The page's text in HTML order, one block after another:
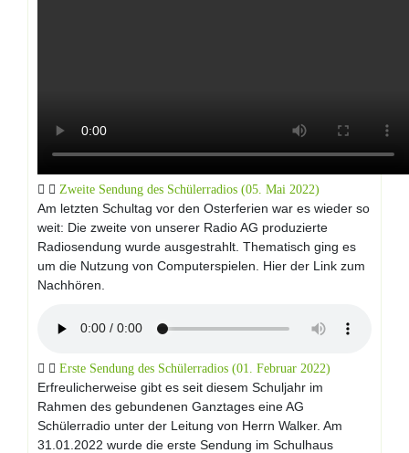
Zweite Sendung des Schülerradios (05. Mai 2022)
Am letzten Schultag vor den Osterferien war es wieder so
weit: Die zweite von unserer Radio AG produzierte
Radiosendung wurde ausgestrahlt. Thematisch ging es
um die Nutzung von Computerspielen. Hier der Link zum
Nachhören.
Erste Sendung des Schülerradios (01. Februar 2022)
Erfreulicherweise gibt es seit diesem Schuljahr im
Rahmen des gebundenen Ganztages eine AG
Schülerradio unter der Leitung von Herrn Walker. Am
31.01.2022 wurde die erste Sendung im Schulhaus